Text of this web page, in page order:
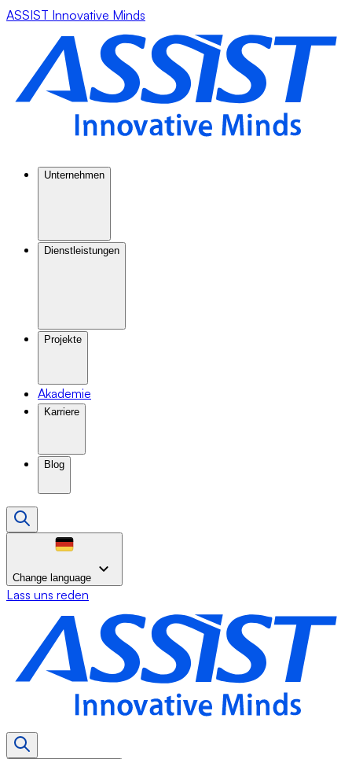
ASSIST Innovative Minds
Unternehmen
Dienstleistungen
Projekte
Akademie
Karriere
Blog
Change language
Lass uns reden